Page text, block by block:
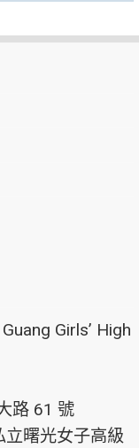
Girls’ High
路 61 號
立曙光女子高級